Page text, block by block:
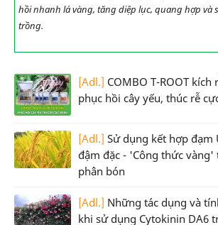
hồi nhanh lá vàng, tăng diệp lục, quang hợp và
trồng.
[Adl.] COMBO T-ROOT kích
phục hồi cây yếu, thúc rễ
[Adl.] Sử dụng kết hợp đạm
đậm đặc - 'Công thức
phân bón
[Adl.] Những tác dụng và
khi sử dụng Cytokinin DA6